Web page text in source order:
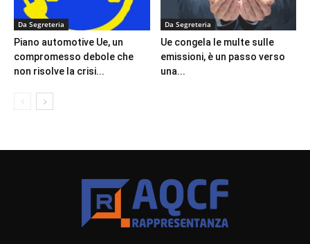
Da Segreteria
Piano automotive Ue, un
compromesso debole che
non risolve la crisi...
Da Segreteria
Ue congela le multe sulle
emissioni, è un passo verso
una...